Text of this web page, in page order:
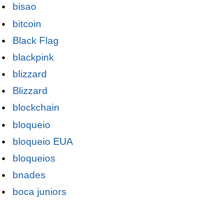
bisao
bitcoin
Black Flag
blackpink
blizzard
Blizzard
blockchain
bloqueio
bloqueio EUA
bloqueios
bnades
boca juniors